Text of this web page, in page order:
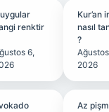
renktir
6,
Kur’an
nasıl
?
2026
Az